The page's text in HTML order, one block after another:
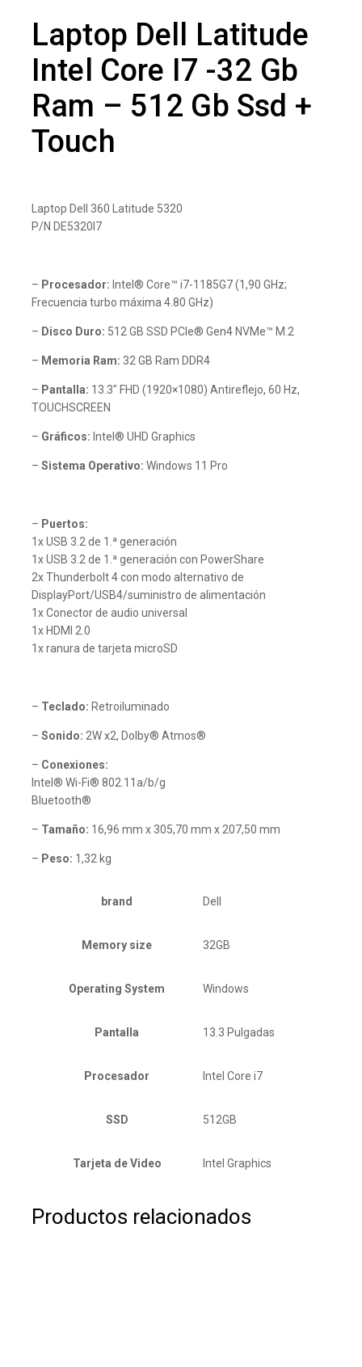
Laptop Dell Latitude
Intel Core I7 -32 Gb
Ram – 512 Gb Ssd +
Touch
Laptop Dell 360 Latitude 5320
P/N DE5320I7
– Procesador: Intel® Core™ i7-1185G7 (1,90 GHz;
Frecuencia turbo máxima 4.80 GHz)
– Disco Duro: 512 GB SSD PCIe® Gen4 NVMe™ M.2
– Memoria Ram: 32 GB Ram DDR4
– Pantalla: 13.3″ FHD (1920×1080) Antireflejo, 60 Hz,
TOUCHSCREEN
– Gráficos: Intel® UHD Graphics
– Sistema Operativo: Windows 11 Pro
– Puertos:
1x USB 3.2 de 1.ª generación
1x USB 3.2 de 1.ª generación con PowerShare
2x Thunderbolt 4 con modo alternativo de
DisplayPort/USB4/suministro de alimentación
1x Conector de audio universal
1x HDMI 2.0
1x ranura de tarjeta microSD
– Teclado: Retroiluminado
– Sonido: 2W x2, Dolby® Atmos®
– Conexiones:
Intel® Wi-Fi® 802.11a/b/g
Bluetooth®
– Tamaño: 16,96 mm x 305,70 mm x 207,50 mm
– Peso: 1,32 kg
brand Dell
Memory size 32GB
Operating System Windows
Pantalla 13.3 Pulgadas
Procesador Intel Core i7
SSD 512GB
Tarjeta de Video Intel Graphics
Productos relacionados